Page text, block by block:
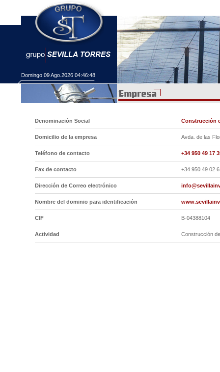
Domingo 09 Ago.2026 04:46:48
Denominación Social Construcción
Domicilio de la empresa Avda. de las
Teléfono de contacto +34 950 49 17
Fax de contacto +34 950 49 02
Dirección de Correo electrónico
Nombre del dominio para identificación
CIF B-04388104
Actividad Construcción